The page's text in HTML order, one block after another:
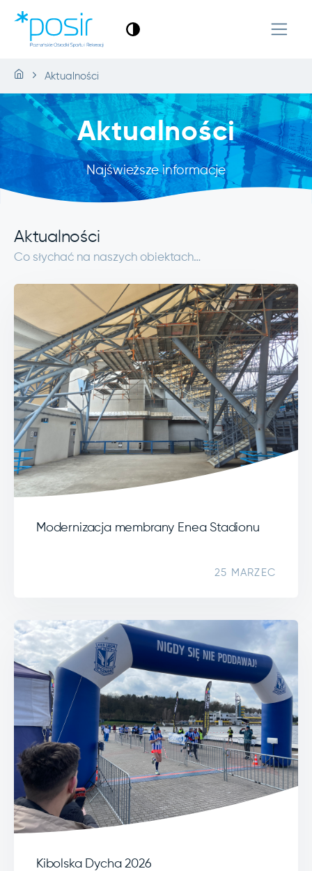
Aktualności
Aktualności
Najświeższe informacje
Aktualności
Co słychać na naszych obiektach…
Modernizacja membrany Enea Stadionu
25 MARZEC
Kibolska Dycha 2026